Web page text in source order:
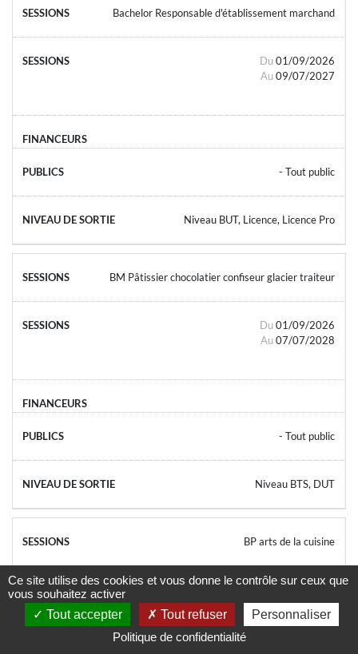
Bachelor Responsable d'établissement marchand
Du 01/09/2026
Au 09/07/2027
- Tout public
Niveau BUT, Licence, Licence Pro
BM Pâtissier chocolatier confiseur glacier traiteur
Du 01/09/2026
Au 07/07/2028
- Tout public
Niveau BTS, DUT
BP arts de la cuisine
01/09/2026
Au07/07/2028
Ce site utilise des cookies et vous donne le contrôle sur ceux que
vous souhaitez activer
Tout accepter
Tout refuser
Personnaliser
Politique de confidentialité